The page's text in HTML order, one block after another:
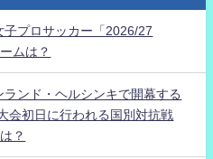
子プロサッカー「2026/27
ムは？
ンド・ヘルシンキで開幕する
会初日に行われる国別対抗戦
？